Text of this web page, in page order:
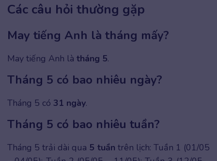
Các câu hỏi thường gặp
May tiếng Anh là tháng mấy?
May tiếng Anh là tháng 5.
Tháng 5 có bao nhiêu ngày?
Tháng 5 có 31 ngày.
Tháng 5 có bao nhiêu tuần?
Tháng 5 trải dài qua 5 tuần trên lịch: Tuần 1 (01/05